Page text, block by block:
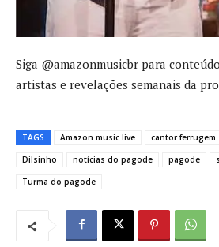
Siga @amazonmusicbr para
artistas e revelações semanais da
TAGS Amazon music live cantor ferrugem
Dilsinho
notícias do pagode pagode
Turma do pagode